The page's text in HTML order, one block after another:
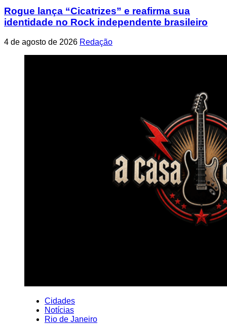
Rogue lança “Cicatrizes” e reafirma sua
identidade no Rock independente brasileiro
4 de agosto de 2026 Redação
Cidades
Notícias
Rio de Janeiro